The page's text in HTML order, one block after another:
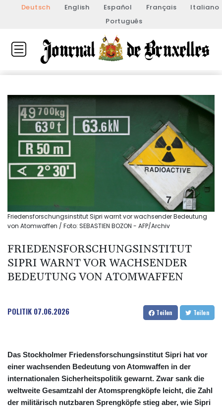
Deutsch English Español Français
Italiano
Português
Friedensforschungsinstitut Sipri warnt vor wachsender Bedeutung
von Atomwaffen / Foto: SEBASTIEN BOZON - AFP/Archiv
FRIEDENSFORSCHUNGSINSTITUT
SIPRI WARNT VOR WACHSENDER
BEDEUTUNG VON ATOMWAFFEN
POLITIK 07.06.2026 Teilen Teilen
Das Stockholmer Friedensforschungsinstitut Sipri hat vor
einer wachsenden Bedeutung von Atomwaffen in der
internationalen Sicherheitspolitik gewarnt. Zwar sank die
weltweite Gesamtzahl der Atomsprengköpfe leicht, die Zahl
der militärisch nutzbaren Sprengköpfe stieg aber, wie Sipri